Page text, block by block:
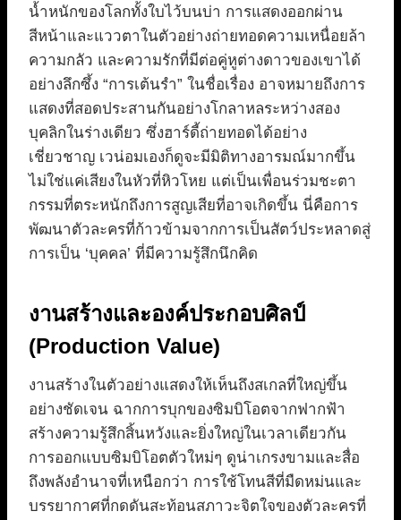
น้ำหนักของโลกทั้งใบไว้บนบ่า การแสดงออกผ่าน
สีหน้าและแววตาในตัวอย่างถ่ายทอดความเหนื่อยล้า
ความกลัว และความรักที่มีต่อคู่หูต่างดาวของเขาได้
อย่างลึกซึ้ง “การเต้นรำ” ในชื่อเรื่อง อาจหมายถึงการ
แสดงที่สอดประสานกันอย่างโกลาหลระหว่างสอง
บุคลิกในร่างเดียว ซึ่งฮาร์ดี้ถ่ายทอดได้อย่าง
เชี่ยวชาญ เวน่อมเองก็ดูจะมีมิติทางอารมณ์มากขึ้น
ไม่ใช่แค่เสียงในหัวที่หิวโหย แต่เป็นเพื่อนร่วมชะตา
กรรมที่ตระหนักถึงการสูญเสียที่อาจเกิดขึ้น นี่คือการ
พัฒนาตัวละครที่ก้าวข้ามจากการเป็นสัตว์ประหลาดสู่
การเป็น ‘บุคคล’ ที่มีความรู้สึกนึกคิด
งานสร้างและองค์ประกอบศิลป์
(Production Value)
งานสร้างในตัวอย่างแสดงให้เห็นถึงสเกลที่ใหญ่ขึ้น
อย่างชัดเจน ฉากการบุกของซิมบิโอตจากฟากฟ้า
สร้างความรู้สึกสิ้นหวังและยิ่งใหญ่ในเวลาเดียวกัน
การออกแบบซิมบิโอตตัวใหม่ๆ ดูน่าเกรงขามและสื่อ
ถึงพลังอำนาจที่เหนือกว่า การใช้โทนสีที่มืดหม่นและ
บรรยากาศที่กดดันสะท้อนสภาวะจิตใจของตัวละครที่